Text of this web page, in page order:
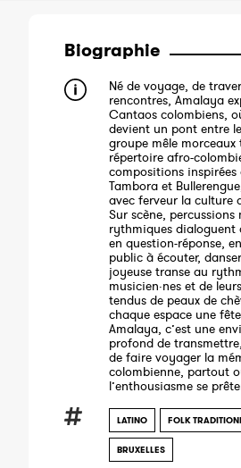
Biographie
Né de voyage, de
rencontres, Amalaya
Cantaos colombiens,
devient un pont entre
groupe mêle
répertoire afro-
compositions inspirées
Tambora et
avec ferveur la culture
Sur scène, percussions
rythmiques dialoguent
en question-réponse,
public à écouter,
joyeuse transe au
musicien·nes et de
tendus de peaux de
chaque espace une
Amalaya, c’est une
profond de
de faire voyager la
colombienne, partout
l’enthousiasme se
LATINO FOLK
BRUXELLES